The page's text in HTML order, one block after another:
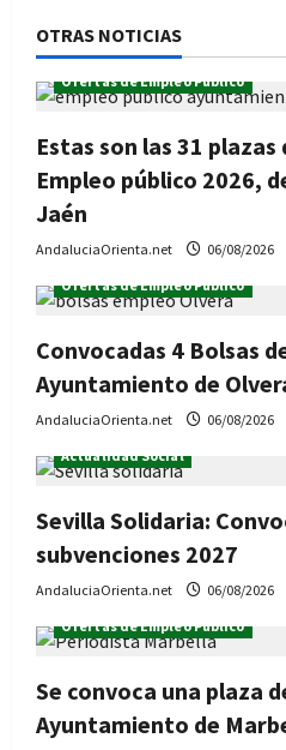
OTRAS NOTICIAS
Ofertas de Empleo Público
Estas son las 31
Empleo público 2026,
Jaén
AndaluciaOrienta.net
06/08/2026
Ofertas de Empleo Público
Convocadas 4 Bolsas
Ayuntamiento de
AndaluciaOrienta.net
06/08/2026
Actualidad Social
Sevilla Solidaria:
subvenciones 2027
AndaluciaOrienta.net
06/08/2026
Ofertas de Empleo Público
Se convoca una plaza
Ayuntamiento de